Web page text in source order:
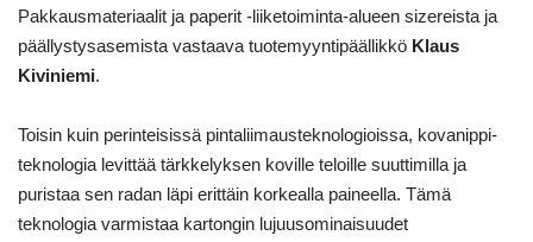
Pakkausmateriaalit ja paperit -liiketoiminta-alueen sizereista ja
päällystysasemista vastaava tuotemyyntipäällikkö Klaus
Kiviniemi.
Toisin kuin perinteisissä pintaliimausteknologioissa, kovanippi-
teknologia levittää tärkkelyksen koville teloille suuttimilla ja
puristaa sen radan läpi erittäin korkealla paineella. Tämä
teknologia varmistaa kartongin lujuusominaisuudet